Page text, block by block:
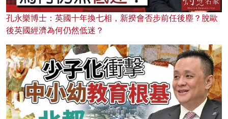
孔永樂博士：英國十年換七相，新揆會否步前任後塵？脫歐
後英國經濟為何仍然低迷？